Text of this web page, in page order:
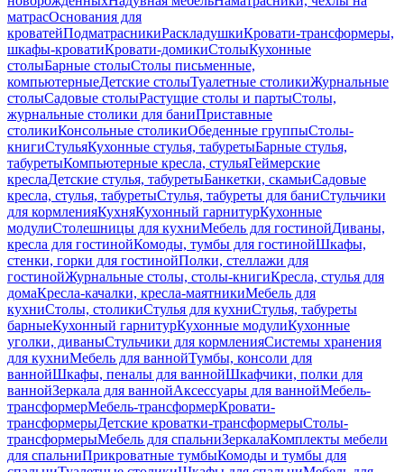
матрасОснования для
кроватейПодматрасникиРаскладушкиКровати-трансформеры,
шкафы-кроватиКровати-домикиСтолыКухонные
столыБарные столыСтолы письменные,
компьютерныеДетские столыТуалетные столикиЖурнальные
столыСадовые столыРастущие столы и партыСтолы,
журнальные столики для баниПриставные
столикиКонсольные столикиОбеденные группыСтолы-
книгиСтульяКухонные стулья, табуретыБарные стулья,
табуретыКомпьютерные кресла, стульяГеймерские
креслаДетские стулья, табуретыБанкетки, скамьиСадовые
кресла, стулья, табуретыСтулья, табуреты для баниСтульчики
для кормленияКухняКухонный гарнитурКухонные
модулиСтолешницы для кухниМебель для гостинойДиваны,
кресла для гостинойКомоды, тумбы для гостинойШкафы,
стенки, горки для гостинойПолки, стеллажи для
гостинойЖурнальные столы, столы-книгиКресла, стулья для
домаКресла-качалки, кресла-маятникиМебель для
кухниСтолы, столикиСтулья для кухниСтулья, табуреты
барныеКухонный гарнитурКухонные модулиКухонные
уголки, диваныСтульчики для кормленияСистемы хранения
для кухниМебель для ваннойТумбы, консоли для
ваннойШкафы, пеналы для ваннойШкафчики, полки для
ваннойЗеркала для ваннойАксессуары для ваннойМебель-
трансформерМебель-трансформерКровати-
трансформерыДетские кроватки-трансформерыСтолы-
трансформерыМебель для спальниЗеркалаКомплекты мебели
для спальниПрикроватные тумбыКомоды и тумбы для